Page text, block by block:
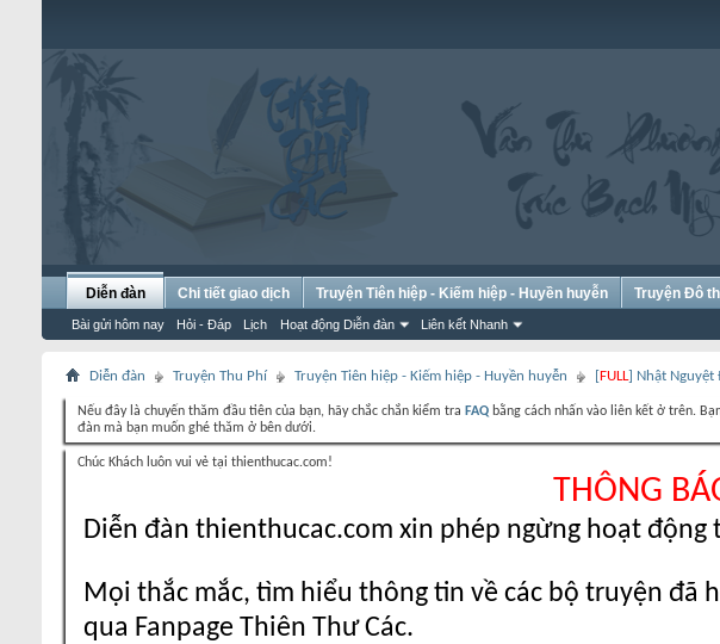
Diễn đàn
Bài gửi hôm nay Hỏi - Đáp Lịch Hoạt động Diễn đàn Liên kết Nhanh
Chi tiết giao dịch Truyện Tiên hiệp - Kiếm hiệp - Huyền huyễn Truyện Đô
Diễn đàn Truyện Thu Phí Truyện Tiên hiệp - Kiếm hiệp - Huyền huyễn [FULL] Nhật
Nếu đây là chuyến thăm đầu tiên của bạn, hãy chắc chắn kiểm tra FAQ bằng cách nhấn vào liên kết ở trên.
đàn mà bạn muốn ghé thăm ở bên dưới.
Chúc Khách luôn vui vẻ tại thienthucac.com!
THÔNG
Diễn đàn thienthucac.com xin phép ngừng hoạt động
Mọi thắc mắc, tìm hiểu thông tin về các bộ truyện đã
qua Fanpage Thiên Thư Các.